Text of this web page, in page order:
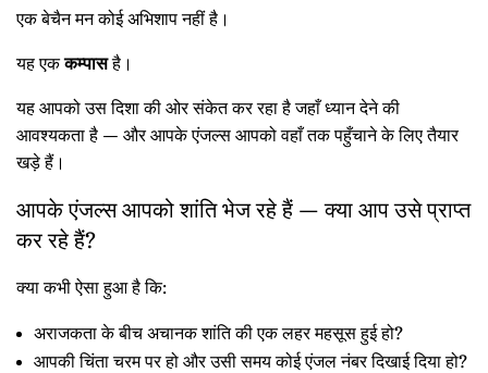
एक बेचैन मन कोई अभिशाप नहीं है।
यह एककम्पासहै।
यह आपको उस दिशा की ओर संकेत कर रहा है जहाँ ध्यान देने की
आवश्यकता है — और आपके एंजल्स आपको वहाँ तक पहुँचाने के लिए तैयार
खड़े हैं।
आपके एंजल्स आपको शांति भेज रहे हैं — क्या आप उसे प्राप्त
कर रहे हैं?
क्या कभी ऐसा हुआ है कि:
अराजकता के बीच अचानक शांति की एक लहर महसूस हुई हो?
आपकी चिंता चरम पर हो और उसी समय कोई एंजल नंबर दिखाई दिया हो?